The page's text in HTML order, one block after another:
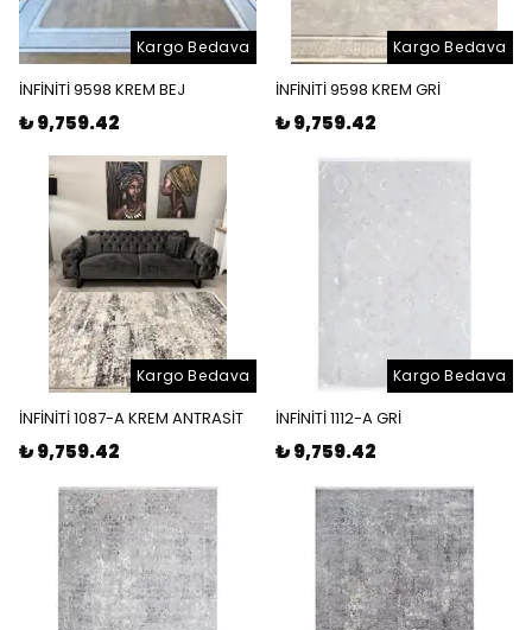
Kargo Bedava
İNFİNİTİ 9598 KREM BEJ
₺ 9,759.42
Kargo Bedava
İNFİNİTİ 9598 KREM GRİ
₺ 9,759.42
Kargo Bedava
İNFİNİTİ 1087-A KREM ANTRASİT
₺ 9,759.42
Kargo Bedava
İNFİNİTİ 1112-A GRİ
₺ 9,759.42